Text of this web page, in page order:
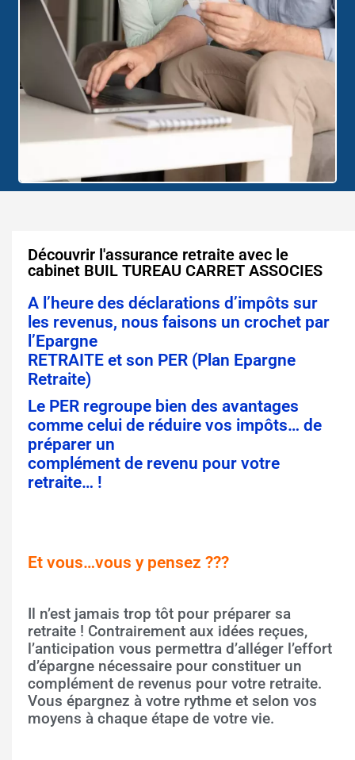
Découvrir l'assurance retraite avec le
cabinet BUIL TUREAU CARRET ASSOCIES
A l’heure des déclarations d’impôts sur
les revenus, nous faisons un crochet par
l’Epargne
RETRAITE et son PER (Plan Epargne
Retraite)
Le PER regroupe bien des avantages
comme celui de réduire vos impôts… de
préparer un
complément de revenu pour votre
retraite… !
Et vous…vous y pensez ???
Il n’est jamais trop tôt pour préparer sa
retraite ! Contrairement aux idées reçues,
l’anticipation vous permettra d’alléger l’effort
d’épargne nécessaire pour constituer un
complément de revenus pour votre retraite.
Vous épargnez à votre rythme et selon vos
moyens à chaque étape de votre vie.